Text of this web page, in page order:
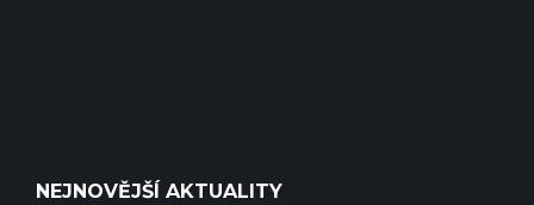
NEJNOVĚJŠÍ AKTUALITY